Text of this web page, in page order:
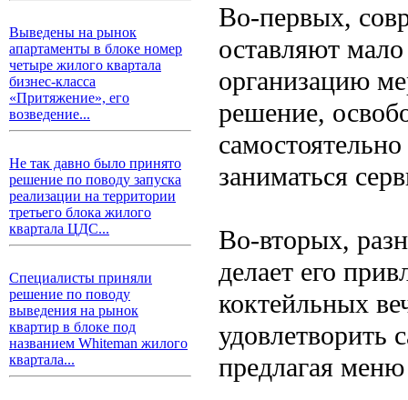
Выведены на рынок
апартаменты в блоке номер
четыре жилого квартала
бизнес-класса
«Притяжение», его
возведение...
Не так давно было принято
решение по поводу запуска
реализации на территории
третьего блока жилого
квартала ЦДС...
Специалисты приняли
решение по поводу
выведения на рынок
квартир в блоке под
названием Whiteman жилого
квартала...
Во-первых,
оставляют
организацию
решение,
заниматься
Во-вторых,
делает его
коктейльных
удовлетворить
предлагая